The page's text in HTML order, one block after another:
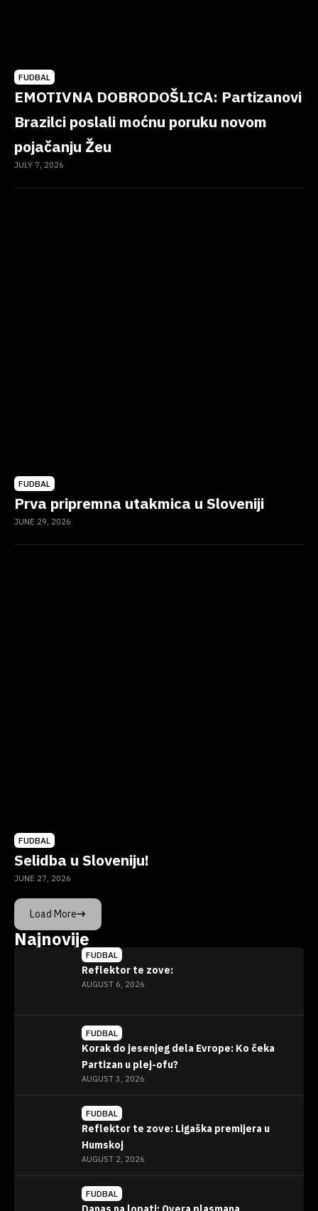
FUDBAL
EMOTIVNA DOBRODOŠLICA: Partizanovi
Brazilci poslali moćnu poruku novom
pojačanju Žeu
JULY 7, 2026
FUDBAL
Prva pripremna utakmica u Sloveniji
JUNE 29, 2026
FUDBAL
Selidba u Sloveniju!
JUNE 27, 2026
Load More
Najnovije
FUDBAL
Reflektor te zove:
AUGUST 6, 2026
FUDBAL
Korak do jesenjeg dela Evrope: Ko čeka
Partizan u plej-ofu?
AUGUST 3, 2026
FUDBAL
Reflektor te zove: Ligaška premijera u
Humskoj
AUGUST 2, 2026
FUDBAL